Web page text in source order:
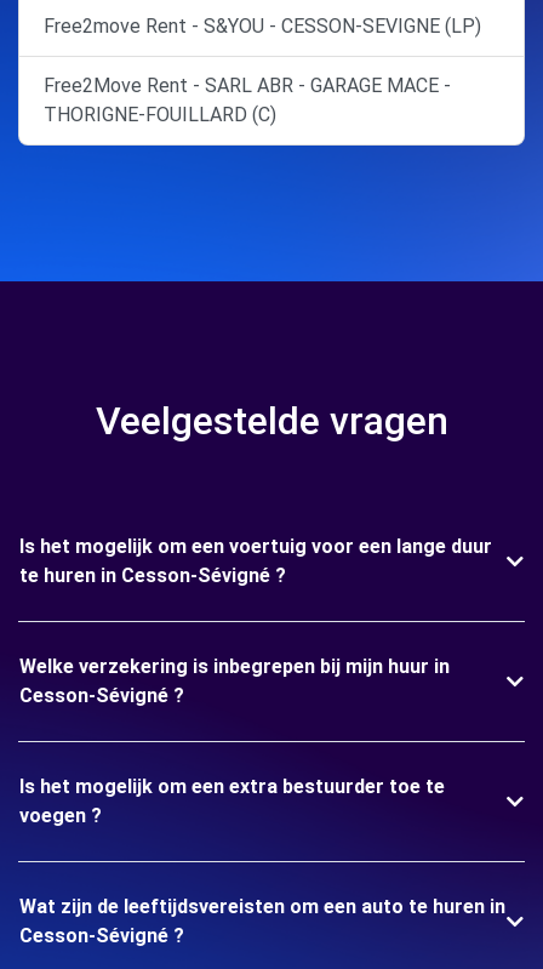
Free2move Rent - S&YOU - CESSON-SEVIGNE (LP)
Free2Move Rent - SARL ABR - GARAGE MACE -
THORIGNE-FOUILLARD (C)
Veelgestelde vragen
Is het mogelijk om een voertuig voor een lange duur
te huren in Cesson-Sévigné ?
Welke verzekering is inbegrepen bij mijn huur in
Cesson-Sévigné ?
Is het mogelijk om een extra bestuurder toe te
voegen ?
Wat zijn de leeftijdsvereisten om een auto te huren in
Cesson-Sévigné ?